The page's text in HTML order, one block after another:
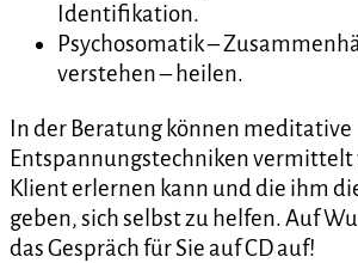
Identifikation.
Psychosomatik –
verstehen – heilen.
In der Beratung können meditative
Entspannungstechniken vermittelt
Klient erlernen kann und die ihm
geben, sich selbst zu helfen. Auf
das Gespräch für Sie auf CD auf!